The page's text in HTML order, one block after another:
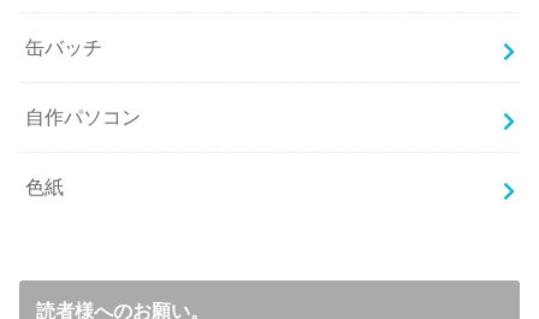
缶バッチ
自作パソコン
色紙
読者様へのお願い。